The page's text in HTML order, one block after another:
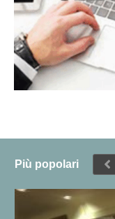
Più popolari